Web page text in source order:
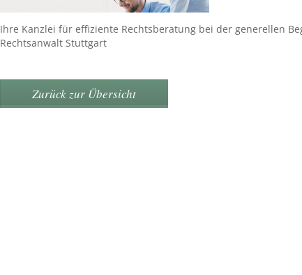
Ihre Kanzlei für effiziente Rechtsberatung bei der generellen
Rechtsanwalt Stuttgart
Zurück zur Übersicht